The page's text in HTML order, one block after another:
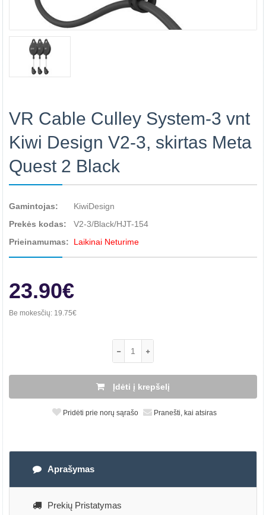
VR Cable Culley System-3 vnt
Kiwi Design V2-3, skirtas Meta
Quest 2 Black
Gamintojas:
KiwiDesign
Prekės kodas:
V2-3/Black/HJT-154
Prieinamumas:
Laikinai Neturime
23.90€
Be mokesčių: 19.75€
Įdėti į krepšelį
Pridėti prie norų sąrašo Pranešti, kai atsiras
Aprašymas
Prekių Pristatymas